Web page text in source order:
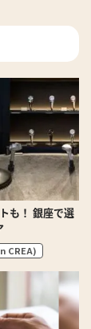
も！ 銀座で選
CREA)